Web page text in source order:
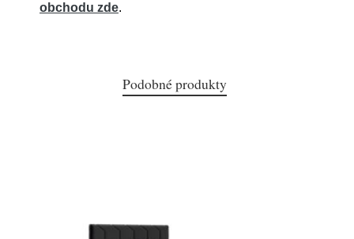
obchodu zde.
Podobné produkty